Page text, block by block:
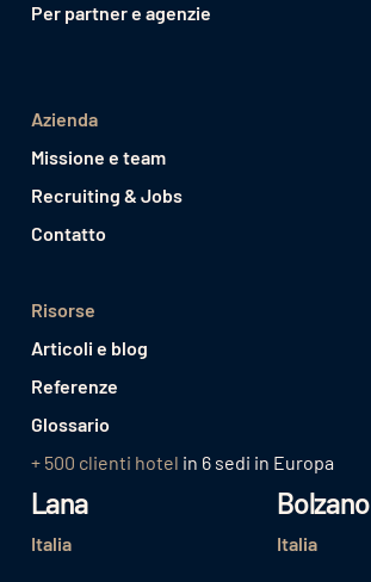
Per partner e agenzie
Azienda
Missione e team
Recruiting & Jobs
Contatto
Risorse
Articoli e blog
Referenze
Glossario
+ 500 clienti hotel in 6 sedi in Europa
Lana
Italia
Bolzano
Italia